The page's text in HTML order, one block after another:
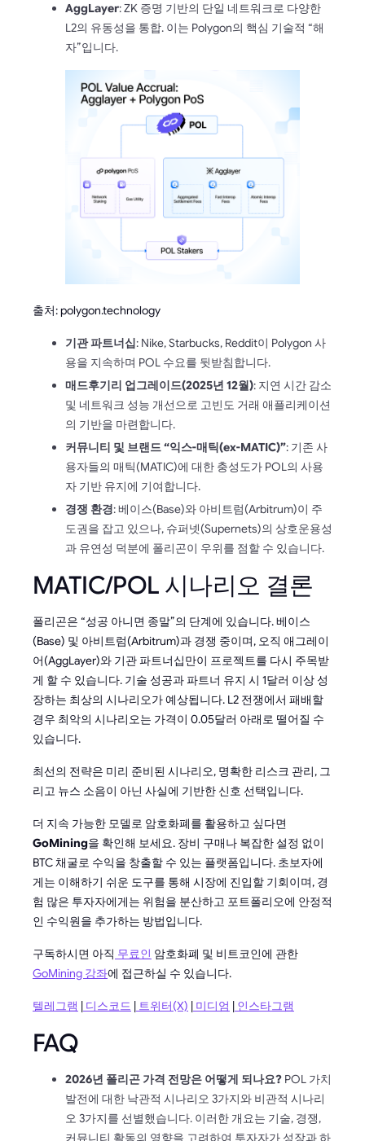
AggLayer: ZK 증명 기반의 단일 네트워크로 다양한
L2의 유동성을 통합. 이는 Polygon의 핵심 기술적 “해
자”입니다.
출처: polygon.technology
기관 파트너십 : Nike, Starbucks, Reddit이 Polygon 사
용을 지속하며 POL 수요를 뒷받침합니다.
매드후기리 업그레이드(2025년 12월): 지연 시간 감소
및 네트워크 성능 개선으로 고빈도 거래 애플리케이션
의 기반을 마련합니다.
커뮤니티 및 브랜드 “익스-매틱(ex-MATIC)”: 기존 사
용자들의 매틱(MATIC)에 대한 충성도가 POL의 사용
자 기반 유지에 기여합니다.
경쟁 환경: 베이스(Base)와 아비트럼(Arbitrum)이 주
도권을 잡고 있으나, 슈퍼넷(Supernets)의 상호운용성
과 유연성 덕분에 폴리곤이 우위를 점할 수 있습니다.
MATIC/POL 시나리오 결론
폴리곤은 “성공 아니면 종말”의 단계에 있습니다. 베이스
(Base) 및 아비트럼(Arbitrum)과 경쟁 중이며, 오직 애그레이
어(AggLayer)와 기관 파트너십만이 프로젝트를 다시 주목받
게 할 수 있습니다. 기술 성공과 파트너 유지 시 1달러 이상 성
장하는 최상의 시나리오가 예상됩니다. L2 전쟁에서 패배할
경우 최악의 시나리오는 가격이 0.05달러 아래로 떨어질 수
있습니다.
최선의 전략은 미리 준비된 시나리오, 명확한 리스크 관리, 그
리고 뉴스 소음이 아닌 사실에 기반한 신호 선택입니다.
더 지속 가능한 모델로 암호화폐를 활용하고 싶다면
GoMining을 확인해 보세요. 장비 구매나 복잡한 설정 없이
BTC 채굴로 수익을 창출할 수 있는 플랫폼입니다. 초보자에
게는 이해하기 쉬운 도구를 통해 시장에 진입할 기회이며, 경
험 많은 투자자에게는 위험을 분산하고 포트폴리오에 안정적
인 수익원을 추가하는 방법입니다.
구독하시면 아직 무료인 암호화폐 및 비트코인에 관한
GoMining 강좌에 접근하실 수 있습니다.
텔레그램 디스코드 트위터(X) 미디엄 인스타그램
FAQ
2026년 폴리곤 가격 전망은 어떻게 되나요? POL 가치
발전에 대한 낙관적 시나리오 3가지와 비관적 시나리
오 3가지를 선별했습니다. 이러한 개요는 기술, 경쟁,
커뮤니티 활동의 영향을 고려하여 투자자가 성장과 하